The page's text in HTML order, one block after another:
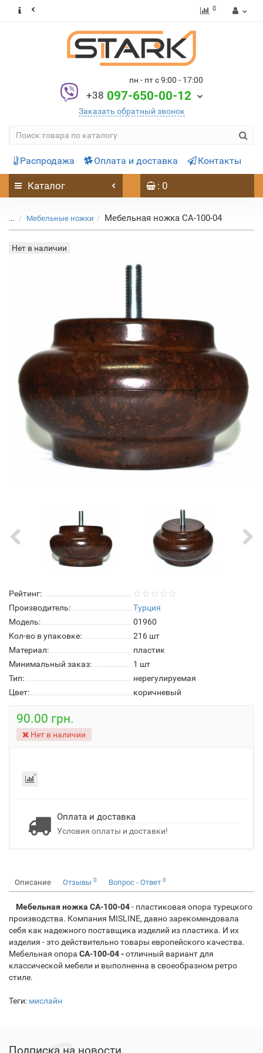
0
пн - пт с 9:00 - 17:00
+38 097-650-00-12
Заказать обратный звонок
Распродажа Оплата и доставка Контакты
Каталог : 0
... Мебельные ножки Мебельная ножка CA-100-04
Нет в наличии
Рейтинг:
Производитель:
Турция
Модель:
01960
Кол-во в упаковке:
216 шт
Материал:
пластик
Минимальный заказ:
1 шт
Тип:
нерегулируемая
Цвет:
коричневый
90.00 грн.
Нет в наличии
Оплата и доставка
Условия оплаты и доставки!
Описание Отзывы 0 Вопрос - Ответ 0
Мебельная ножка CA-100-04- пластиковая опора турецкого
производства. Компания MISLINE, давно зарекомендовала
себя как надежного поставщика изделий из пластика. И их
изделия - это действительно товары европейского качества.
Мебельная опора CA-100-04 -отличный вариант для
классической мебели и выполненна в своеобразном ретро
стиле.
Теги: мислайн